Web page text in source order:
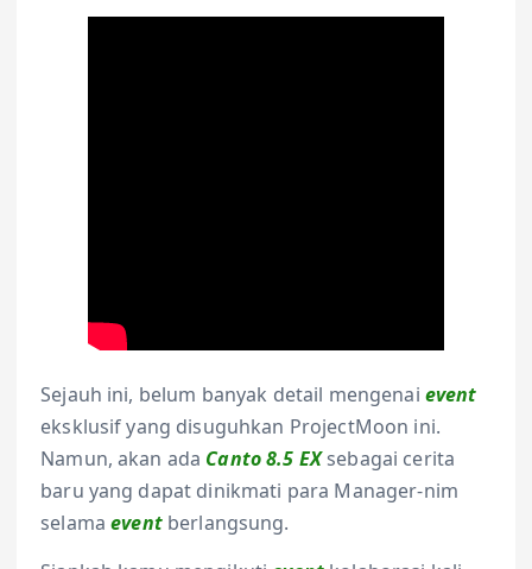
Sejauh ini, belum banyak detail mengenai event
eksklusif yang disuguhkan ProjectMoon ini.
Namun, akan ada Canto 8.5 EXsebagai cerita
baru yang dapat dinikmati para Manager-nim
selamaevent berlangsung.